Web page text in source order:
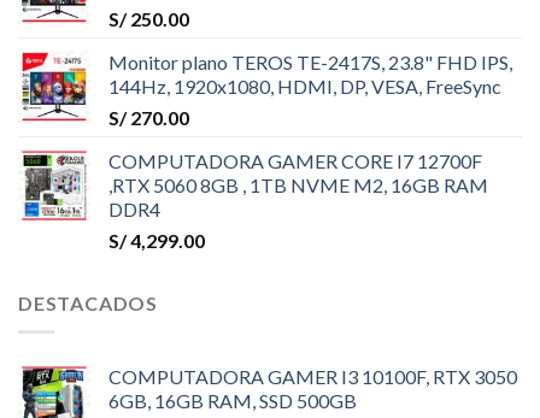
S/250.00
Monitor plano TEROS TE-2417S, 23.8" FHD IPS,
144Hz, 1920x1080, HDMI, DP, VESA, FreeSync
S/270.00
COMPUTADORA GAMER CORE I7 12700F
,RTX 5060 8GB , 1TB NVME M2, 16GB RAM
DDR4
S/4,299.00
DESTACADOS
COMPUTADORA GAMER I3 10100F, RTX 3050
6GB, 16GB RAM, SSD 500GB